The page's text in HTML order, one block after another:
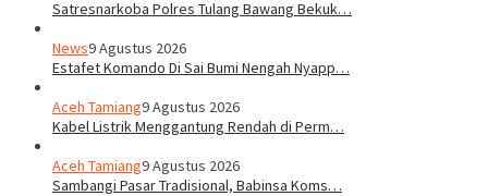
Satresnarkoba Polres Tulang Bawang Bekuk…
News9 Agustus 2026
Estafet Komando Di Sai Bumi Nengah Nyapp…
Aceh Tamiang9 Agustus 2026
Kabel Listrik Menggantung Rendah di Perm…
Aceh Tamiang9 Agustus 2026
Sambangi Pasar Tradisional, Babinsa Koms…